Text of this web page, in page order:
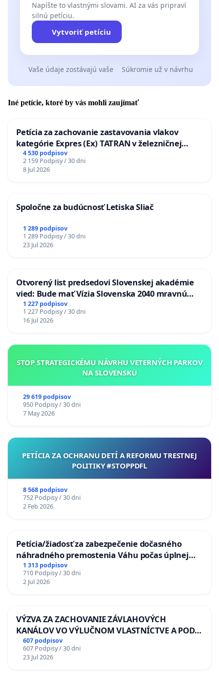
Napíšte to vlastnými slovami. AI za vás pripraví
silnú petíciu.
Vytvoriť petíciu
Vaše údaje zostávajú vaše Súkromie už v návrhu
Iné petície, ktoré by vás mohli zaujímať
Petícia za zachovanie zastavovania vlakov
kategórie Expres (Ex) TATRAN v železničnej
stanici Púchov
4 530 podpisov
2 159 Podpisy / 30 dni
8 Jul 2026
Spoločne za budúcnosť Letiska Sliač
1 289 podpisov
1 289 Podpisy / 30 dni
23 Jul 2026
Otvorený list predsedovi Slovenskej akadémie
vied: Bude mať Vízia Slovenska 2040 mravnú
chrbticu?
1 227 podpisov
1 227 Podpisy / 30 dni
16 Jul 2026
STOP STRATEGICKÉMU NÁVRHU VETERNÝCH PARKOV
NA SLOVENSKU
29 619 podpisov
950 Podpisy / 30 dni
7 May 2026
PETÍCIA ZA OCHRANU DETÍ A REFORMU TRESTNEJ
POLITIKY #STOPPDFL
8 568 podpisov
752 Podpisy / 30 dni
2 Feb 2026
Petícia/žiadosť za zabezpečenie dočasného
náhradného premostenia Váhu počas úplnej
uzávery Vážskeho mosta v Komárne
1 313 podpisov
710 Podpisy / 30 dni
2 Jul 2026
VÝZVA ZA ZACHOVANIE ZÁVLAHOVÝCH
KANÁLOV VO VÝLUČNOM VLASTNÍCTVE A POD
KONTROLOU SLOVENSKEJ REPUBLIKY & žiadosť
na riešenie zanedbaného stavu závlahových a
odvodňovacích kanálov na Slovensku
607 podpisov
607 Podpisy / 30 dni
23 Jul 2026